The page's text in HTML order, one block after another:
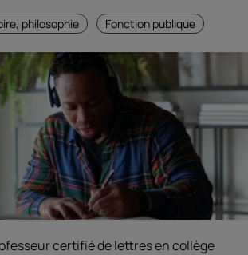
philosophie Fonction publique
certifié de lettres en collège